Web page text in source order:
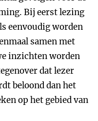
Bij eerst lezing
eenvoudig worden
samen met
inzichten worden
dat lezer
beloond dan het
op het gebied van